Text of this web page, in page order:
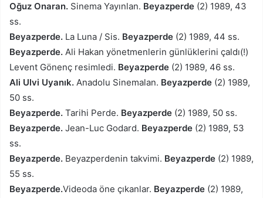
Oğuz Onaran. Sinema Yayınlan. Beyazperde (2) 1989, 43
ss.
Beyazperde. La Luna / Sis. Beyazperde (2) 1989, 44 ss.
Beyazperde. Ali Hakan yönetmenlerin günlüklerini çaldı(!)
Levent Gönenç resimledi. Beyazperde (2) 1989, 46 ss.
Ali Ulvi Uyanık. Anadolu Sinemalan. Beyazperde (2) 1989,
50 ss.
Beyazperde. Tarihi Perde. Beyazperde (2) 1989, 50 ss.
Beyazperde. Jean-Luc Godard. Beyazperde (2) 1989, 53
ss.
Beyazperde. Beyazperdenin takvimi. Beyazperde (2) 1989,
55 ss.
Beyazperde.Videoda öne çıkanlar. Beyazperde (2) 1989,